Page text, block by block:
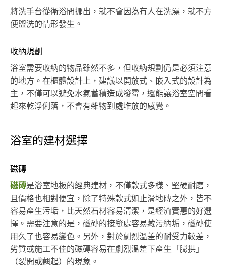
將洗手台從衛浴間挪出，就不會因為有人在洗澡，就不方
便盥洗的情形發生。
收納規劃
浴室需要收納的物品雖然不多，但收納規劃仍是必須注意
的地方。在櫃體設計上，建議以開放式、嵌入式的設計為
主，不僅可以避免水氣蓄積造成發霉，還能讓浴室空間看
起來乾淨俐落，不會有雜物到處堆放的感覺。
浴室的建材選擇
磁磚
磁磚是浴室地板的經典建材，不僅款式多樣、堅硬耐磨，
且價格也相對便宜，除了特殊款式如止滑地磚之外，皆不
容易產生污垢，比天然石材容易清潔，是經濟實惠的好選
擇。需要注意的是，磁磚的接縫處容易藏污納垢，磁磚使
用久了也容易變色。另外，對於劇烈溫差的耐受力較差，
劣質或施工不佳的磁磚容易在劇烈溫差下產生「膨拱」
（裂開或翹起）的現象。